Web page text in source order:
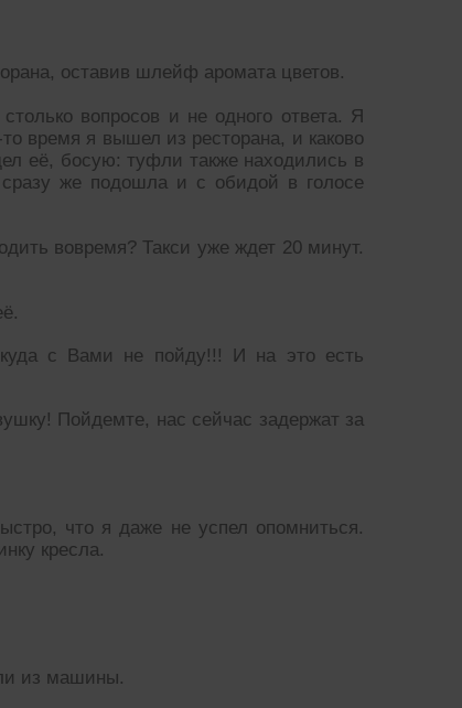
оставив шлейф аромата цветов.
вопросов и не одного ответа. Я
время я вышел из ресторана, и каково
её, босую: туфли также находились в
же подошла и с обидой в голосе
вовремя? Такси уже ждет 20 минут.
с Вами не пойду!!! И на это есть
Пойдемте, нас сейчас задержат за
что я даже не успел опомниться.
кресла.
из машины.